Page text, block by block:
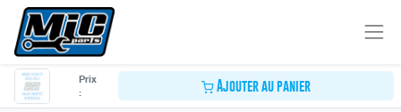
Prix
:
Ajouter au panier